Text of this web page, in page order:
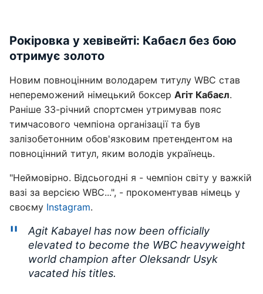
Рокіровка у хевівейті: Кабаєл без бою
отримує золото
Новим повноцінним володарем титулу WBC став
непереможений німецький боксер Агіт Кабаєл.
Раніше 33-річний спортсмен утримував пояс
тимчасового чемпіона організації та був
залізобетонним обов'язковим претендентом на
повноцінний титул, яким володів українець.
"Неймовірно. Відсьогодні я - чемпіон світу у важкій
вазі за версією WBC...", - прокоментував німець у
своєму Instagram.
Agit Kabayel has now been officially
elevated to become the WBC heavyweight
world champion after Oleksandr Usyk
vacated his titles.